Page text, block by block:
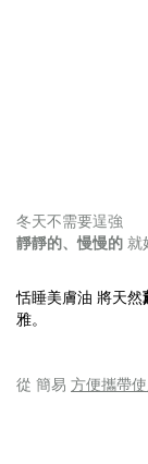
冬天不需要逞強
靜靜的、慢慢的 就
恬睡美膚油 將天然
雅。
從 簡易 方便攜帶